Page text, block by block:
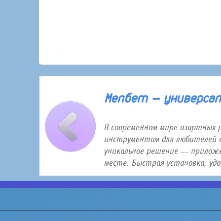
Мелбет —
В современном мире азартных
инструментом для любителей
уникальное решение —
месте. Быстрая установка,